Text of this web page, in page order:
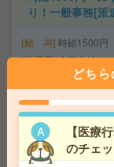
り！一般事務[派
給 与 時給1500
交通費 全額支給
近鉄四日市
に無料駐車場あり）
《時間相談OK
[派遣]
どち
【医療
のチェ